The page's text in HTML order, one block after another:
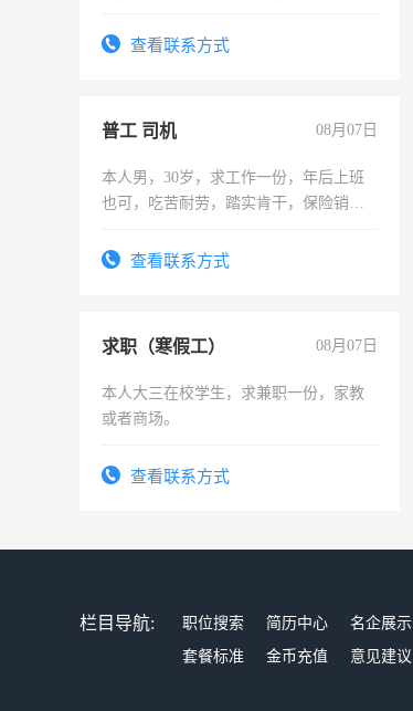
有高低压电工证和十几年工作经验
查看联系方式
普工 司机 08月07日
本人男，30岁，求工作一份，年后上班
也可，吃苦耐劳，踏实肯干，保险销售
查看联系方式
求职（寒假工） 08月07日
本人大三在校学生，求兼职一份，家教
或者商场。
查看联系方式
栏目导航: 职位搜索 简历中心 名企展示
套餐标准
金币充值 意见建议